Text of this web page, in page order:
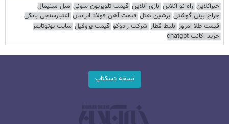
خبرآنلاین راه نو آنلاین بازی آنلاین قیمت تلویزیون سونی مبل مینیمال
جراح بینی گوشتی پرشین هتل قیمت آهن فولاد ایرانیان اعتبارسنجی بانکی
قیمت طلا امروز بلیط قطار شرکت رادوکو قیمت پروفیل سایت یوتوتایمز
خرید اکانت chatgpt
نسخه دسکتاپ